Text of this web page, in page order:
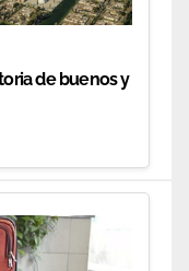
de buenos y